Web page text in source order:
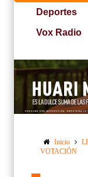
Deportes
Vox Radio
Inicio
VOTACIÓN